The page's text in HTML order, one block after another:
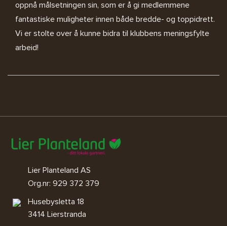
oppnå målsetningen sin, som er å gi medlemmene
fantastiske muligheter innen både bredde- og toppidrett.
Vi er stolte over å kunne bidra til klubbens meningsfylte
arbeid!
Lier Planteland AS
Org.nr: 929 372 379
Husebysletta 18
3414 Lierstranda